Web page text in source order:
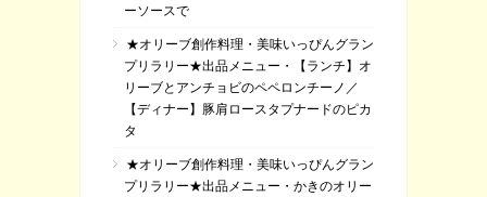
ーソースで
★オリーブ創作料理・美味いっぴんグラン
プリラリー★出品メニュー・【ランチ】オ
リーブとアンチョビのペペロンチーノ／
【ディナー】豚肩ロースタプナードのピカ
タ
★オリーブ創作料理・美味いっぴんグラン
プリラリー★出品メニュー・かきのオリー